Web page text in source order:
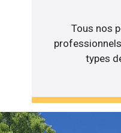
Tous nos
types